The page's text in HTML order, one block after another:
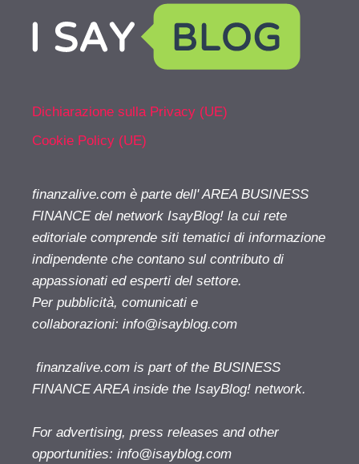
Dichiarazione sulla Privacy (UE)
Cookie Policy (UE)
finanzalive.com è parte dell' AREA BUSINESS
FINANCE del network IsayBlog! la cui rete
editoriale comprende siti tematici di informazione
indipendente che contano sul contributo di
appassionati ed esperti del settore.
Per pubblicità, comunicati e
collaborazioni: info@isayblog.com
finanzalive.com is part of the BUSINESS
FINANCE AREA inside the IsayBlog! network.
For advertising, press releases and other
opportunities: info@isayblog.com